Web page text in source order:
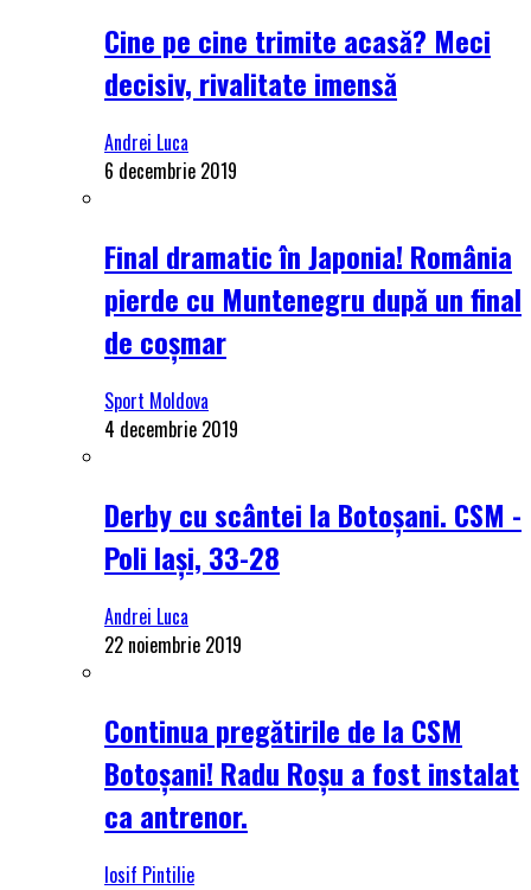
Cine pe cine trimite acasă? Meci
decisiv, rivalitate imensă
Andrei Luca
6 decembrie 2019
Final dramatic în Japonia! România
pierde cu Muntenegru după un final
de coșmar
Sport Moldova
4 decembrie 2019
Derby cu scântei la Botoșani. CSM -
Poli Iași, 33-28
Andrei Luca
22 noiembrie 2019
Continua pregătirile de la CSM
Botoșani! Radu Roșu a fost instalat
ca antrenor.
Iosif Pintilie